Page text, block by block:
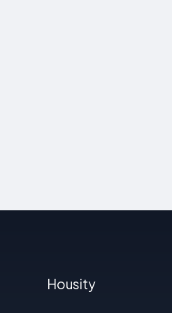
Housity